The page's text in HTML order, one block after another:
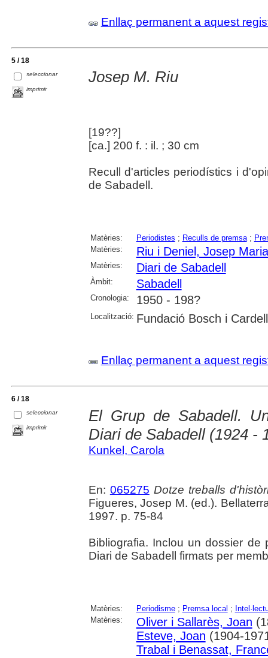
Enllaç permanent a aquest
5 / 18
seleccionar
imprimir
Josep M. Riu
[19??]
[ca.] 200 f. : il. ; 30 cm
Recull d'articles periodístics i
de Sabadell.
Matèries: Periodistes ; Reculls de premsa;
Matèries:
Riu i Deniel, Josep Maria
Matèries: Diari de Sabadell
Àmbit: Sabadell
Cronologia: 1950 - 198?
Localització: Fundació Bosch i
Enllaç permanent a aquest
6 / 18
seleccionar
imprimir
El Grup de Sabadell.
Diari de Sabadell (1924 -
Kunkel, Carola
En: 065275 Dotze treballs
Figueres, Josep M. (ed.).
1997. p. 75-84
Bibliografia. Inclou un dossier de
Diari de Sabadell firmats per
Matèries: Periodisme; Premsa local ;
Matèries:
Oliver i Sallarès, Joan
Esteve, Joan (1904-
Trabal i Benassat,